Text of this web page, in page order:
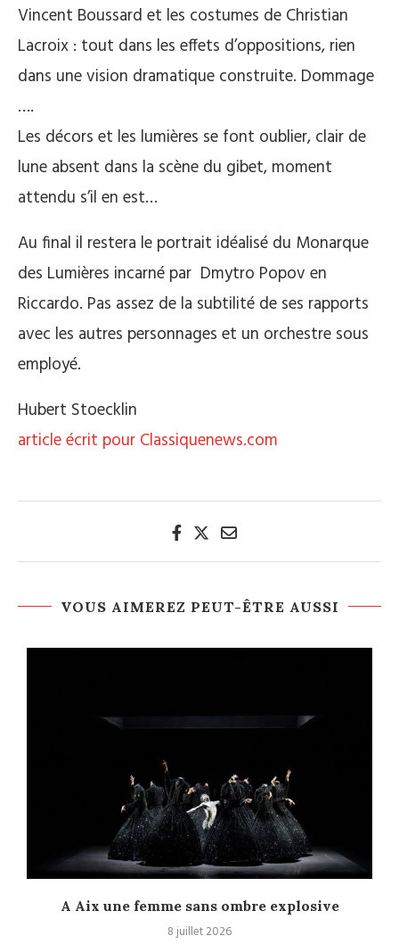
Vincent Boussard et les costumes de Christian
Lacroix : tout dans les effets d’oppositions, rien
dans une vision dramatique construite. Dommage
….
Les décors et les lumières se font oublier, clair de
lune absent dans la scène du gibet, moment
attendu s’il en est…
Au final il restera le portrait idéalisé du Monarque
des Lumières incarné par Dmytro Popov en
Riccardo. Pas assez de la subtilité de ses rapports
avec les autres personnages et un orchestre sous
employé.
Hubert Stoecklin
article écrit pour Classiquenews.com
VOUS AIMEREZ PEUT-ÊTRE AUSSI
A Aix une femme sans ombre explosive
8 juillet 2026